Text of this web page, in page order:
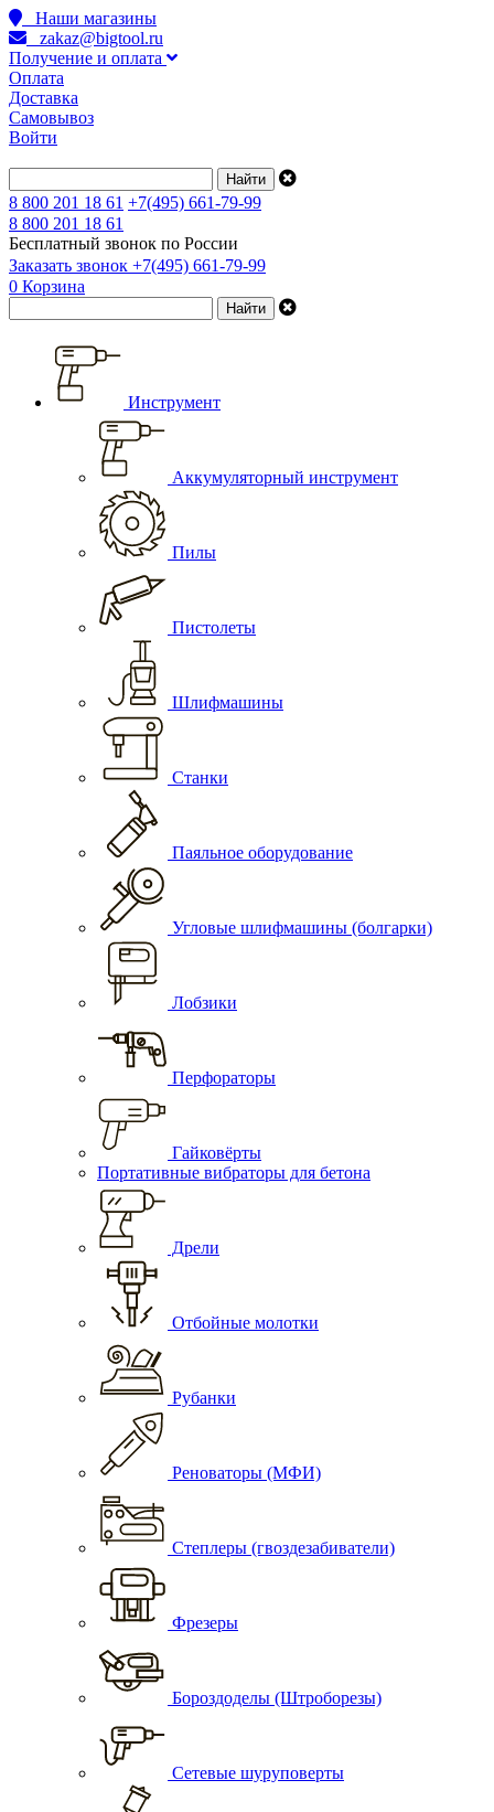
Наши магазины
zakaz@bigtool.ru
Получение и оплата
Оплата
Доставка
Самовывоз
Войти
8 800 201 18 61 +7(495) 661-79-99
8 800 201 18 61
Бесплатный звонок по России
Заказать звонок +7(495) 661-79-99
0 Корзина
Инструмент
Аккумуляторный инструмент
Пилы
Пистолеты
Шлифмашины
Станки
Паяльное оборудование
Угловые шлифмашины (болгарки)
Лобзики
Перфораторы
Гайковёрты
Портативные вибраторы для бетона
Дрели
Отбойные молотки
Рубанки
Реноваторы (МФИ)
Степлеры (гвоздезабиватели)
Фрезеры
Бороздоделы (Штроборезы)
Сетевые шуруповерты